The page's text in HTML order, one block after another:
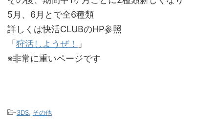
5月、6月とで全6種類
詳しくは快活CLUBのHP参照
「狩活しようぜ！
」
※非常に重いページです
-3DS その他